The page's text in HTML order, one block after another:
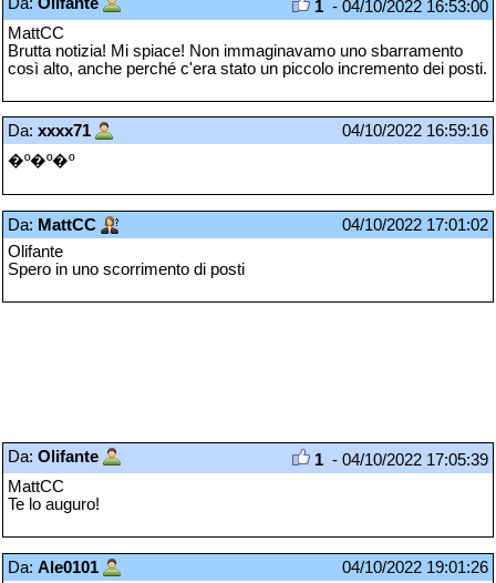
1 - 04/10/2022 16:53:00
MattCC
Brutta notizia! Mi spiace! Non immaginavamo uno sbarramento
così alto, anche perché c'era stato un piccolo incremento dei posti.
Da: xxxx71
04/10/2022 16:59:16
�º�º�º
Da: MattCC
04/10/2022 17:01:02
Olifante
Spero in uno scorrimento di posti
Da: Olifante 1 - 04/10/2022 17:05:39
MattCC
Te lo auguro!
Da: Ale0101
04/10/2022 19:01:26